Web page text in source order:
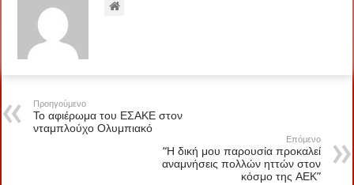
Προηγούμενο
Το αφιέρωμα του ΕΣΑΚΕ στον
νταμπλούχο Ολυμπιακό
Επόμενο
“Η δική μου παρουσία προκαλεί
αναμνήσεις πολλών ηττών στον
κόσμο της ΑΕΚ”